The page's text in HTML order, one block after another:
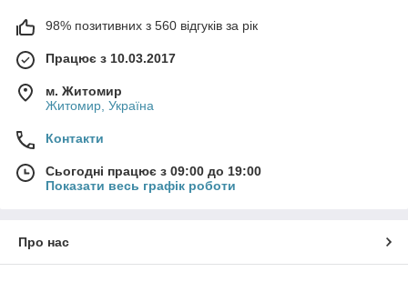
98% позитивних з 560 відгуків за рік
Працює з 10.03.2017
м. Житомир
Житомир, Україна
Контакти
Сьогодні працює з 09:00 до 19:00
Показати весь графік роботи
Про нас